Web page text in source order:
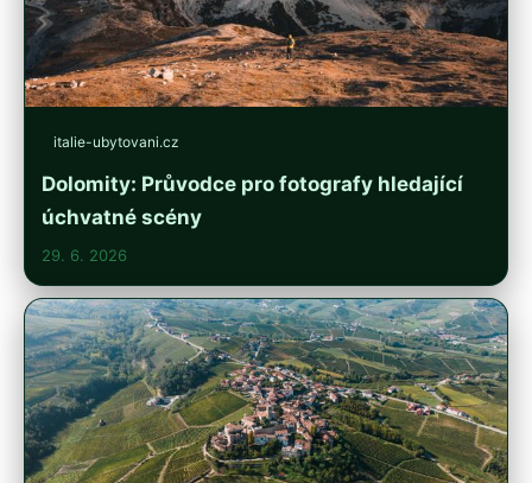
italie-ubytovani.cz
Dolomity: Průvodce pro fotografy hledající
úchvatné scény
29. 6. 2026